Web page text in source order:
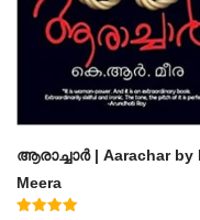
ആരാച്ചാര്‍ | Aarachar by
Meera